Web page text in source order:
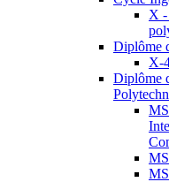
X -
Diplôme
X-
Diplôme